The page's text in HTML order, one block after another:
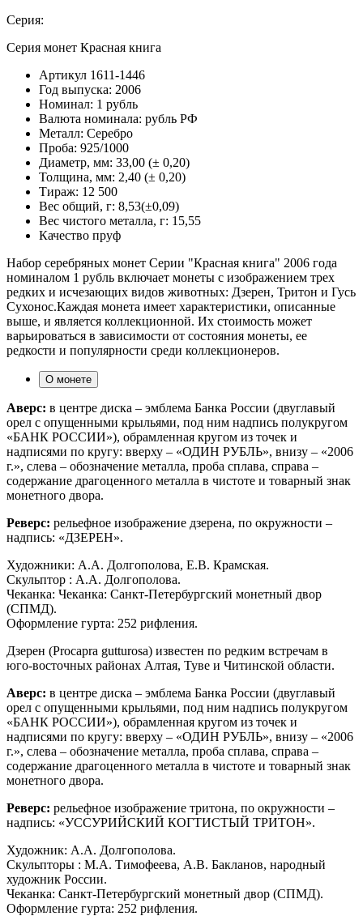
Серия:
Серия монет Красная книга
Артикул 1611-1446
Год выпуска: 2006
Номинал: 1 рубль
Валюта номинала: рубль РФ
Металл: Серебро
Проба: 925/1000
Диаметр, мм: 33,00 (± 0,20)
Толщина, мм: 2,40 (± 0,20)
Тираж: 12 500
Вес общий, г: 8,53(±0,09)
Вес чистого металла, г: 15,55
Качество пруф
Набор серебряных монет Серии "Красная книга" 2006 года
номиналом 1 рубль включает монеты с изображением трех
редких и исчезающих видов животных: Дзерен, Тритон и Гусь
Сухонос.Каждая монета имеет характеристики, описанные
выше, и является коллекционной. Их стоимость может
варьироваться в зависимости от состояния монеты, ее
редкости и популярности среди коллекционеров.
О монете
Аверс: в центре диска – эмблема Банка России (двуглавый
орел с опущенными крыльями, под ним надпись полукругом
«БАНК РОССИИ»), обрамленная кругом из точек и
надписями по кругу: вверху – «ОДИН РУБЛЬ», внизу – «2006
г.», слева – обозначение металла, проба сплава, справа –
содержание драгоценного металла в чистоте и товарный знак
монетного двора.
Реверс: рельефное изображение дзерена, по окружности –
надпись: «ДЗЕРЕН».
Художники: А.А. Долгополова, Е.В. Крамская.
Скульптор : А.А. Долгополова.
Чеканка: Чеканка: Санкт-Петербургский монетный двор
(СПМД).
Оформление гурта: 252 рифления.
Дзерен (Procapra gutturosa) известен по редким встречам в
юго-восточных районах Алтая, Туве и Читинской области.
Аверс: в центре диска – эмблема Банка России (двуглавый
орел с опущенными крыльями, под ним надпись полукругом
«БАНК РОССИИ»), обрамленная кругом из точек и
надписями по кругу: вверху – «ОДИН РУБЛЬ», внизу – «2006
г.», слева – обозначение металла, проба сплава, справа –
содержание драгоценного металла в чистоте и товарный знак
монетного двора.
Реверс: рельефное изображение тритона, по окружности –
надпись: «УССУРИЙСКИЙ КОГТИСТЫЙ ТРИТОН».
Художник: А.А. Долгополова.
Скульпторы : М.А. Тимофеева, А.В. Бакланов, народный
художник России.
Чеканка: Санкт-Петербургский монетный двор (СПМД).
Оформление гурта: 252 рифления.